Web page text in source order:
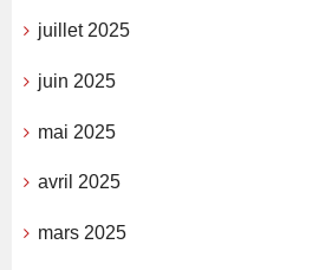
juillet 2025
juin 2025
mai 2025
avril 2025
mars 2025